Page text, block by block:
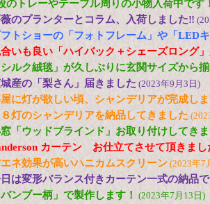
のトレーやテーブル周りの小物入荷中です
のプランターとコラム、入荷しました‼
トショーの「フォトフレーム」や「LED
いも良い「ハイバック＋シェーズロング
シルク絨毯」が久しぶりに玄関サイズから
産の「梨さん」届きました (2023年9月3日)
に灯が欲しい頃、シャンデリアが完成し
８灯のシャンデリアを納品してきました
「ウッドブラインド」お取り付けしてき
カーテン お仕立てさせて頂きまし
ネ効果が高いハニカムスクリーン (2023年7
は変形バランス付きカーテン一式の納品
バンブー柄」で製作します！ (2023年7月13日)